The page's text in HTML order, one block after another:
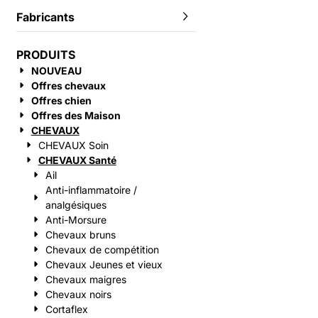
Fabricants
PRODUITS
NOUVEAU
Offres chevaux
Offres chien
Offres des Maison
CHEVAUX
CHEVAUX Soin
CHEVAUX Santé
Ail
Anti-inflammatoire /
analgésiques
Anti-Morsure
Chevaux bruns
Chevaux de compétition
Chevaux Jeunes et vieux
Chevaux maigres
Chevaux noirs
Cortaflex